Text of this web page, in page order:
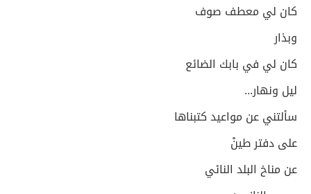
كان لي معطف صوف
وبذار
كان لي في بابك الضائع
ليل ونهار...
سألتني عن مواعيد كتبناها
على دفتر طينْ
عن مناخ البلد النائي